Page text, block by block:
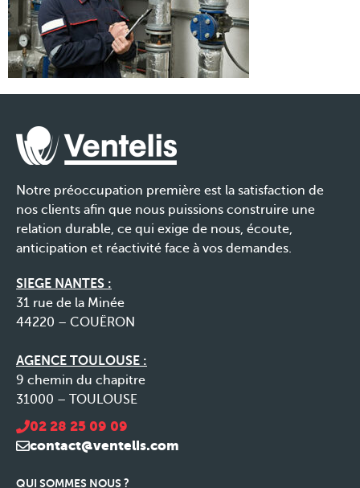
Notre préoccupation première est la satisfaction de
nos clients afin que nous puissions construire une
relation durable, ce qui exige de nous, écoute,
anticipation et réactivité face à vos demandes.
SIEGE NANTES :
31 rue de la Minée
44220 – COUËRON
AGENCE TOULOUSE :
9 chemin du chapitre
31000 – TOULOUSE
02 28 25 09 09
contact@ventelis.com
QUI SOMMES NOUS ?